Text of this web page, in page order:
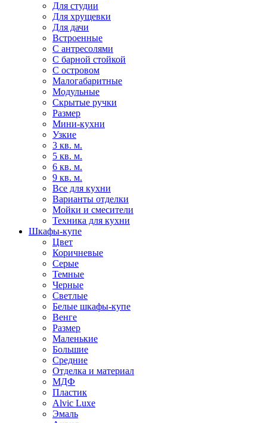
Для студии
Для хрущевки
Для дачи
Встроенные
С антресолями
С барной стойкой
С островом
Малогабаритные
Модульные
Скрытые ручки
Размер
Мини-кухни
Узкие
3 кв. м.
5 кв. м.
6 кв. м.
9 кв. м.
Все для кухни
Варианты отделки
Мойки и смесители
Техника для кухни
Шкафы-купе
Цвет
Коричневые
Серые
Темные
Черные
Светлые
Белые шкафы-купе
Венге
Размер
Маленькие
Большие
Средние
Отделка и материал
МДФ
Пластик
Alvic Luxe
Эмаль